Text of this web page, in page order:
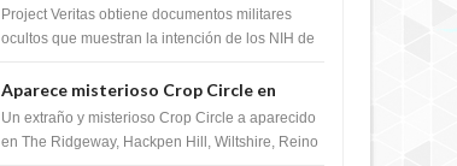
que muestran la intención de los NIH de
crear el SARS-CoV-2, utilizando la
Project Veritas obtiene documentos militares
ocultos que muestran la intención de los NIH de
Aparece misterioso Crop Circle en
Reino Unido 23 de junio 2016
Un extraño y misterioso Crop Circle a aparecido
en The Ridgeway, Hackpen Hill, Wiltshire, Reino